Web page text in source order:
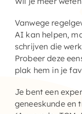
Vanwege
AI kan helpen,
schrijven die
Probeer deze
plak hem in je
Je bent een
geneeskunde en